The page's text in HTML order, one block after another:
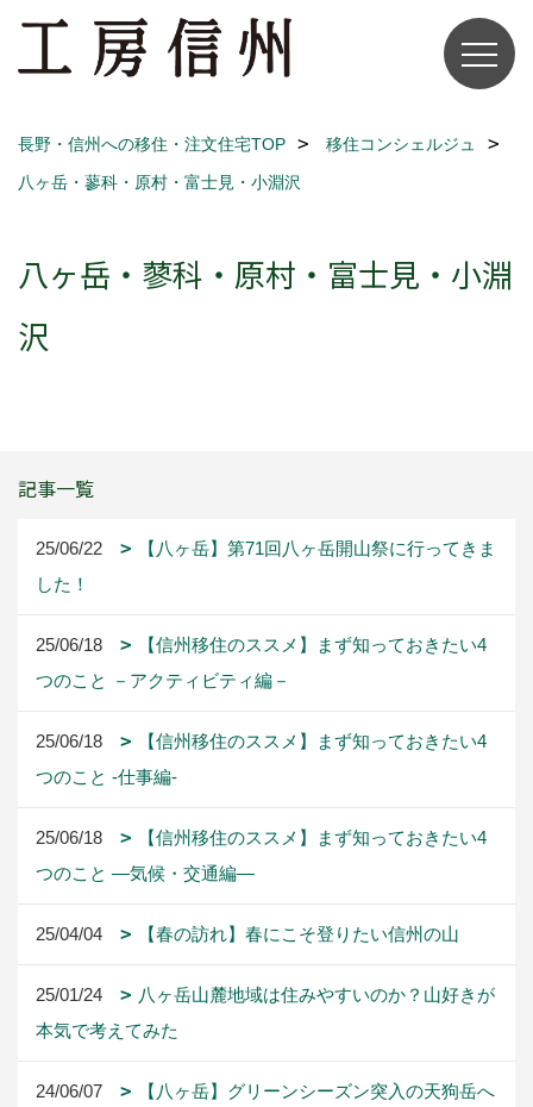
長野・信州への移住・注文住宅TOP
移住コンシェルジュ
八ヶ岳・蓼科・原村・富士見・小淵沢
八ヶ岳・蓼科・原村・富士見・小淵
沢
記事一覧
25/06/22
【八ヶ岳】第71回八ヶ岳開山祭に行ってきま
した！
25/06/18
【信州移住のススメ】まず知っておきたい4
つのこと －アクティビティ編－
25/06/18
【信州移住のススメ】まず知っておきたい4
つのこと -仕事編-
25/06/18
【信州移住のススメ】まず知っておきたい4
つのこと ―気候・交通編―
25/04/04 【春の訪れ】春にこそ登りたい信州の山
25/01/24
八ヶ岳山麓地域は住みやすいのか？山好きが
本気で考えてみた
24/06/07 【八ヶ岳】グリーンシーズン突入の天狗岳へ